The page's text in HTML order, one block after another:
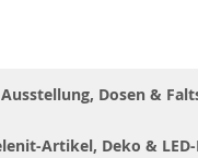
Ausstellung, Dosen &
Artikel, Deko &